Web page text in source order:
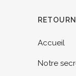
Accueil
Notre